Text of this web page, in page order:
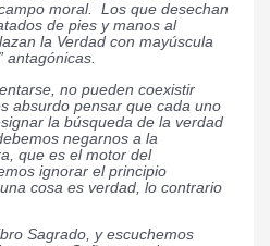
moral. Los que desechan
de pies y manos al
la Verdad con mayúscula
antagónicas.
no pueden coexistir
absurdo pensar que cada uno
la búsqueda de la verdad
negarnos a la
que es el motor del
ignorar el principio
cosa es verdad, lo contrario
Sagrado, y escuchemos